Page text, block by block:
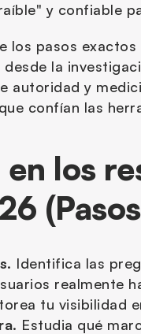
y confiable
los pasos
la
autoridad y
confían las
los
Identifica las
realmente
tu visibilidad
Estudia qué